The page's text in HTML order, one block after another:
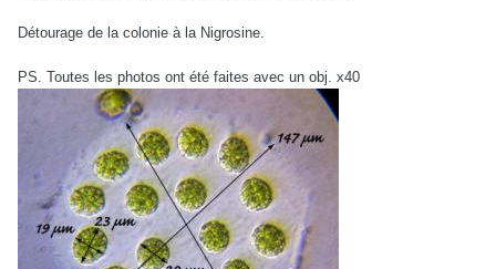
Détourage de la colonie à la Nigrosine.
PS. Toutes les photos ont été faites avec un obj. x40